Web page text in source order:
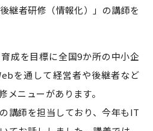
継者研修（情報化）」の講師を
成を目標に全国9か所の中小企
を通して経営者や後継者など
メニューがあります。
講師を担当しており、今年もIT